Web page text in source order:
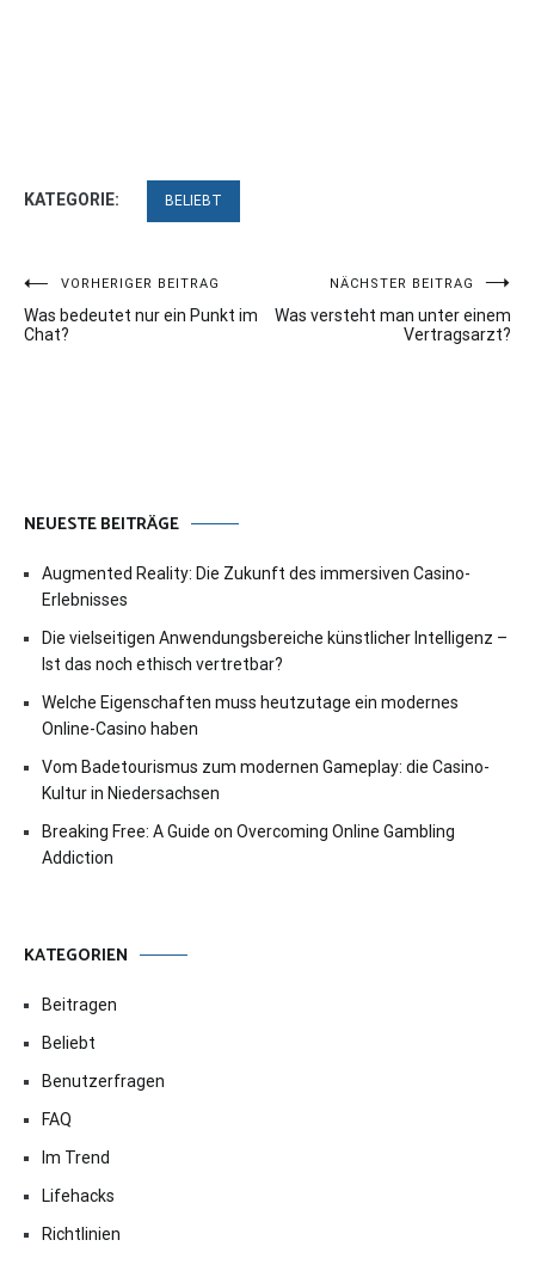
KATEGORIE: BELIEBT
Beitragsnavigation
VORHERIGER BEITRAG
Was bedeutet nur ein Punkt im
Chat?
NÄCHSTER BEITRAG
Was versteht man unter einem
Vertragsarzt?
NEUESTE BEITRÄGE
Augmented Reality: Die Zukunft des immersiven Casino-
Erlebnisses
Die vielseitigen Anwendungsbereiche künstlicher Intelligenz –
Ist das noch ethisch vertretbar?
Welche Eigenschaften muss heutzutage ein modernes
Online-Casino haben
Vom Badetourismus zum modernen Gameplay: die Casino-
Kultur in Niedersachsen
Breaking Free: A Guide on Overcoming Online Gambling
Addiction
KATEGORIEN
Beitragen
Beliebt
Benutzerfragen
FAQ
Im Trend
Lifehacks
Richtlinien